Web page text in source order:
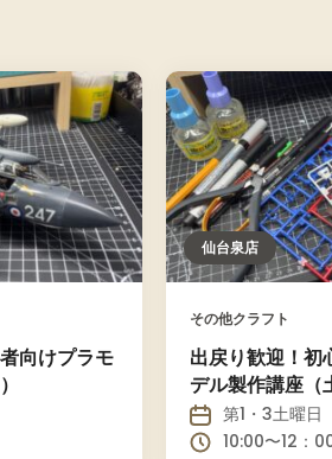
向けプラモ
仙台泉店
その他クラフト
出戻り歓迎！初
デル製作講座（
第1・3土曜日
10:00〜12